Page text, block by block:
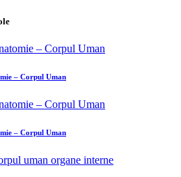
– Corpul Uman
– Corpul Uman